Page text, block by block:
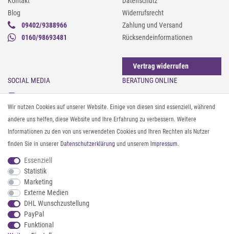
Blog
09402/9388966
0160/98693481
Widerrufsrecht
Zahlung und Versand
Rücksendeinformationen
Vertrag widerrufen
SOCIAL MEDIA
Instagram
Facebook
Pinterest
Twitter
Youtube
Threads
BERATUNG ONLINE
Gürtel messen & kürzen
Sonnenbrillen & UV-Schutz
Textilpflege
Textil- und Material-Guide
Geldbörse richtig organisieren
ZAHLUNG & VERSAND
Wir nutzen Cookies auf unserer Website. Einige von diesen sind essenziell, während
andere uns helfen, diese Website und Ihre Erfahrung zu verbessern. Weitere
Informationen zu den von uns verwendeten Cookies und Ihren Rechten als Nutzer
finden Sie in unserer Daten­schutz­erklärung und unserem Impressum.
Essenziell
Statistik
Marketing
Externe Medien
DHL Wunschzustellung
PayPal
Funktional